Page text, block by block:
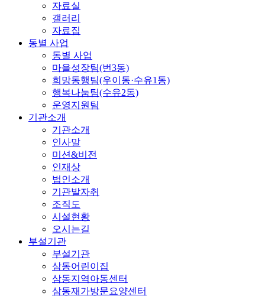
자료실
갤러리
자료집
동별 사업
동별 사업
마을성장팀(번3동)
희망동행팀(우이동·수유1동)
행복나눔팀(수유2동)
운영지원팀
기관소개
기관소개
인사말
미션&비전
인재상
법인소개
기관발자취
조직도
시설현황
오시는길
부설기관
부설기관
삼동어린이집
삼동지역아동센터
삼동재가방문요양센터